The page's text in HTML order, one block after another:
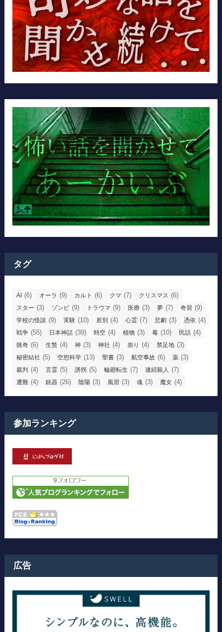
タグ
AI (6) オーラ (9) カルト (6) クマ (7) クリスマス (6)
スター (3) ゾンビ (9) トラウマ (9) 医療 (3) 夢 (7) 奇習 (9)
学校の怪談 (9) 実験 (10) 差別 (4) 心霊 (7) 悲劇 (3) 憑依 (4)
戦争 (55) 日本神話 (39) 時空 (4) 植物 (3) 毒 (10) 民話 (4)
猟奇 (6) 生贄 (4) 神 (3) 神社 (4) 祟り (4) 禁足地 (3)
秘密結社 (5) 空想科学 (13) 聖書 (3) 航空事故 (6) 薬 (3)
裁判 (4) 言霊 (5) 誘拐 (5) 輪廻転生 (7) 連続殺人 (7)
遭難 (4) 銃器 (26) 陰陽 (3) 風習 (3) 魂 (3) 魔女 (4)
参加ランキング
広告